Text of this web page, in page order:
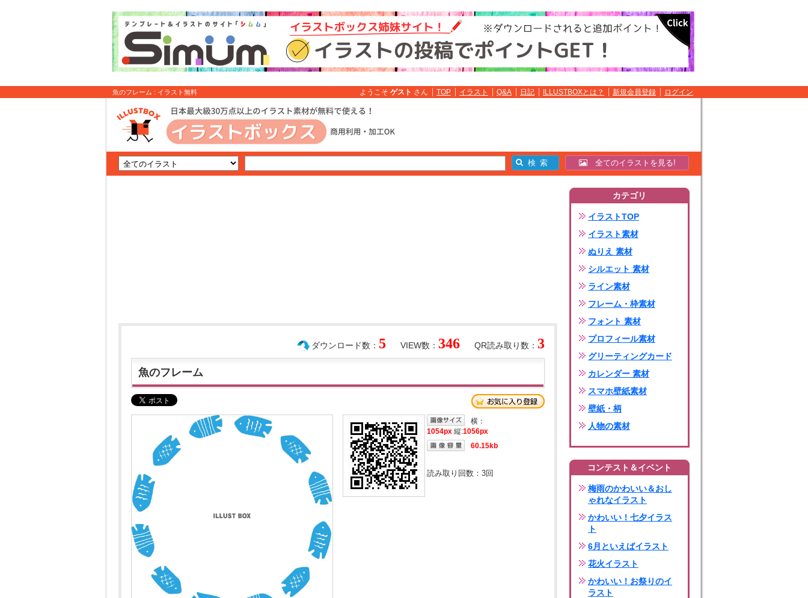
魚のフレーム : イラスト無料 ようこそ ゲスト さん TOP イラスト Q&A 日記 ILLUSTBOXとは？ 新規会員登録 ログイン
全てのイラストを見る!
QR読み取り数： 3
VIEW数： 346
ダウンロード数： 5
魚のフレーム
横：
1054px 縦:1056px
60.15kb
読み取り回数： 3回
カテゴリ
イラストTOP
イラスト素材
ぬりえ 素材
シルエット 素材
ライン素材
フレーム・枠素材
フォント 素材
プロフィール素材
グリーティングカード
カレンダー 素材
スマホ壁紙素材
壁紙・柄
人物の素材
コンテスト＆イベント
梅雨のかわいい＆おし
ゃれなイラスト
かわいい！七夕イラス
ト
6月といえばイラスト
花火イラスト
かわいい！お祭りのイ
ラスト